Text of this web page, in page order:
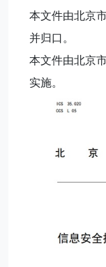
本文件由北京
并归口。
本文件由北京
实施。